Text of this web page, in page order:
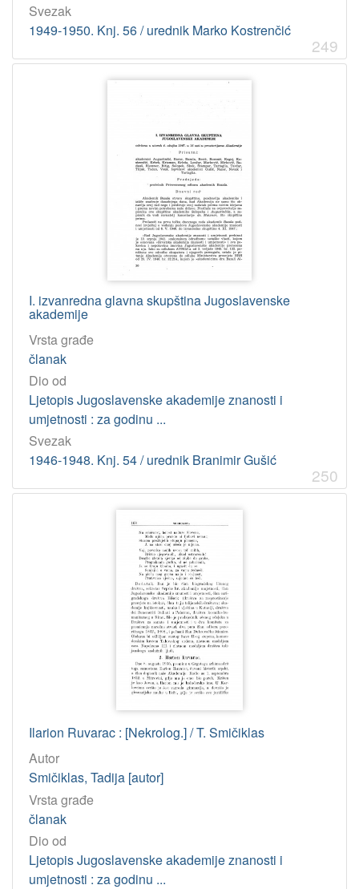
Svezak
1949-1950. Knj. 56 / urednik Marko Kostrenčić
249
I. izvanredna glavna skupština Jugoslavenske
akademije
Vrsta građe
članak
Dio od
Ljetopis Jugoslavenske akademije znanosti i
umjetnosti : za godinu ...
Svezak
1946-1948. Knj. 54 / urednik Branimir Gušić
250
Ilarion Ruvarac : [Nekrolog.] / T. Smičiklas
Autor
Smičiklas, Tadija [autor]
Vrsta građe
članak
Dio od
Ljetopis Jugoslavenske akademije znanosti i
umjetnosti : za godinu ...